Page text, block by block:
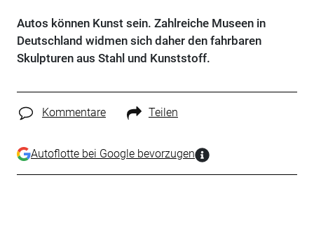
Autos können Kunst sein. Zahlreiche Museen in
Deutschland widmen sich daher den fahrbaren
Skulpturen aus Stahl und Kunststoff.
Kommentare Teilen
Autoflotte bei Google bevorzugen